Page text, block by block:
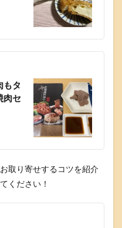
もタ
肉セ
取り寄せするコツを紹介
ください！